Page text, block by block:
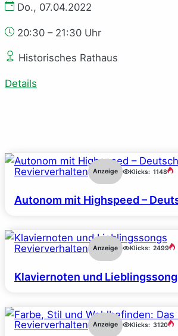
Do., 07.04.2022
20:30 – 21:30 Uhr
Historisches Rathaus
Details
Revierverhalten Anzeige Klicks: 1148
Autonom mit Highspeed –
Revierverhalten Anzeige Klicks: 2499
Klaviernoten und
Revierverhalten Anzeige Klicks: 3120